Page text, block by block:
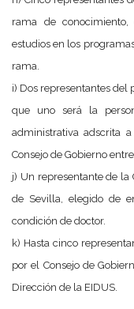
rama de
estudios en los
rama.
i) Dos representantes del
que uno será la
administrativa adscrita
Consejo de Gobierno
j) Un representante de la
de Sevilla, elegido de
condición de doctor.
k) Hasta cinco
por el Consejo de
Dirección de la EIDUS.